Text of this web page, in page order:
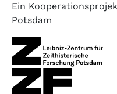
Ein
Potsdam